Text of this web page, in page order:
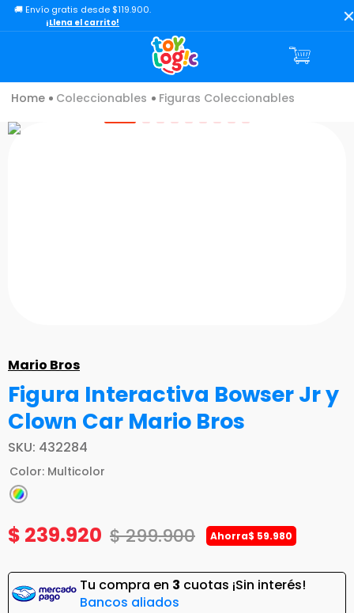
🚚 Envío gratis desde $119.900.
¡Llena el carrito!
Coleccionables Figuras Coleccionables
Mario Bros
Figura Interactiva Bowser Jr y
Clown Car Mario Bros
SKU: 432284
Color: Multicolor
$ 239.920 $299.900 Ahorra$ 59.980
Tu compra en 3 cuotas ¡Sin interés!
Bancos aliados
TÉRMINOS MÁS BUSCADOS
3.
carro
4